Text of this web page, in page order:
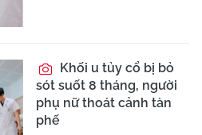
Khối u tủy cổ bị bỏ
sót suốt 8 tháng, người
phụ nữ thoát cảnh tàn
phế